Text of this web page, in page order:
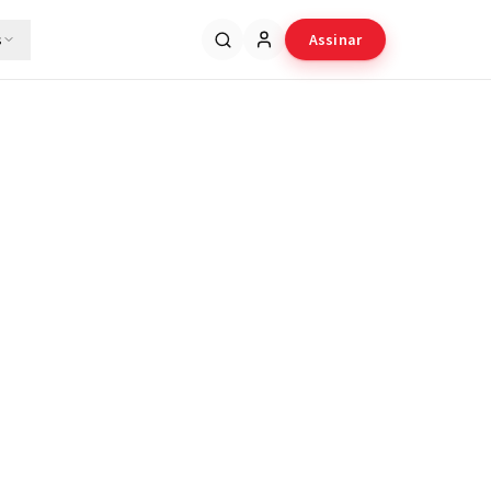
Assinar